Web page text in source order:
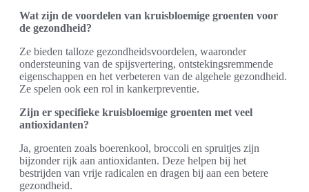
Wat zijn de voordelen van kruisbloemige groenten voor
de gezondheid?
Ze bieden talloze gezondheidsvoordelen, waaronder
ondersteuning van de spijsvertering, ontstekingsremmende
eigenschappen en het verbeteren van de algehele gezondheid.
Ze spelen ook een rol in kankerpreventie.
Zijn er specifieke kruisbloemige groenten met veel
antioxidanten?
Ja, groenten zoals boerenkool, broccoli en spruitjes zijn
bijzonder rijk aan antioxidanten. Deze helpen bij het
bestrijden van vrije radicalen en dragen bij aan een betere
gezondheid.